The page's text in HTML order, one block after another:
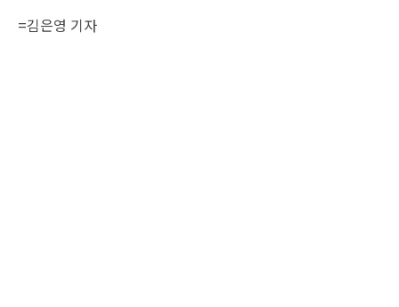
=김은영 기자